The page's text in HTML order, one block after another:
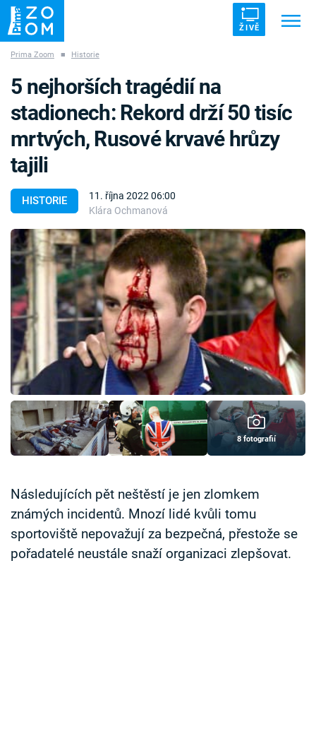
ŽIVĚ
ZÁHADY VETŘELCI DÁVNOVĚKU
Témata
Přihlášení
Sledujte nás
Prima Zoom ■ Historie
HISTORIE
11. října 2022 06:00
Klára Ochmanová
5 nejhorších tragédií na
stadionech: Rekord drží 50 tisíc
mrtvých, Rusové krvavé hrůzy
tajili
8 fotografií
Následujících pět neštěstí je jen zlomkem
známých incidentů. Mnozí lidé kvůli tomu
sportoviště nepovažují za bezpečná, přestože se
pořadatelé neustále snaží organizaci zlepšovat.